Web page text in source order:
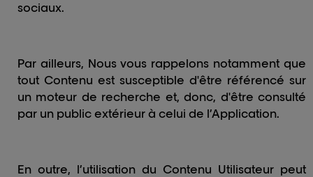
sociaux.
Par ailleurs, Nous vous rappelons notamment que
tout Contenu est susceptible d'être référencé sur
un moteur de recherche et, donc, d'être consulté
par un public extérieur à celui de l’Application.
En outre, l’utilisation du Contenu Utilisateur peut